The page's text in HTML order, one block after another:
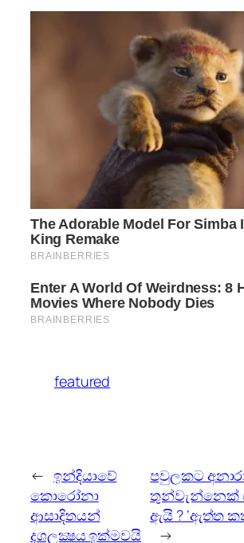
featured
← ඉන්දියාවේ
කොරෝනා
ආසාදිතයන්
දශලක්‍ෂය ඉක්මවයි
පවුලකට
තුන්වැන්නෙක්
ඇයි ? ‘ඇත්ත
→